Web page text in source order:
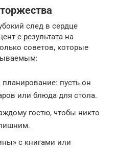
след в сердце
с результата на
советов, которые
планирование: пусть он
или блюда для стола.
гостю, чтобы никто
с книгами или